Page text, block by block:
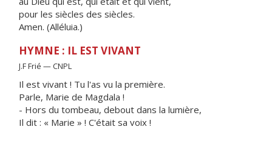
pour les siècles des siècles.
Amen. (Alléluia.)
HYMNE : IL EST VIVANT
J.F Frié — CNPL
Il est vivant ! Tu l'as vu la première.
Parle, Marie de Magdala !
- Hors du tombeau, debout dans la lumière,
Il dit : « Marie » ! C'était sa voix !